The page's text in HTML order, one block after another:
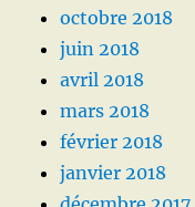
octobre 2018
juin 2018
avril 2018
mars 2018
février 2018
janvier 2018